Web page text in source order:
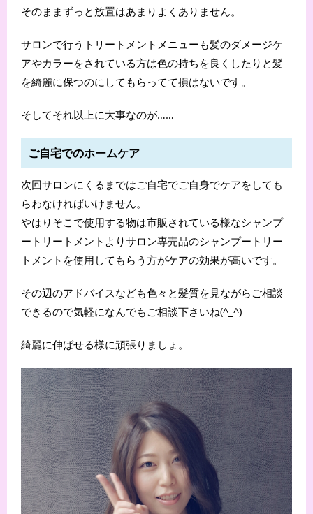
そのままずっと放置はあまりよくありません。
サロンで行うトリートメントメニューも髪のダメージケ
アやカラーをされている方は色の持ちを良くしたりと髪
を綺麗に保つのにしてもらってて損はないです。
そしてそれ以上に大事なのが……
ご自宅でのホームケア
次回サロンにくるまではご自宅でご自身でケアをしても
らわなければいけません。
やはりそこで使用する物は市販されている様なシャンプ
ートリートメントよりサロン専売品のシャンプートリー
トメントを使用してもらう方がケアの効果が高いです。
その辺のアドバイスなども色々と髪質を見ながらご相談
できるので気軽になんでもご相談下さいね(^_^)
綺麗に伸ばせる様に頑張りましょ。